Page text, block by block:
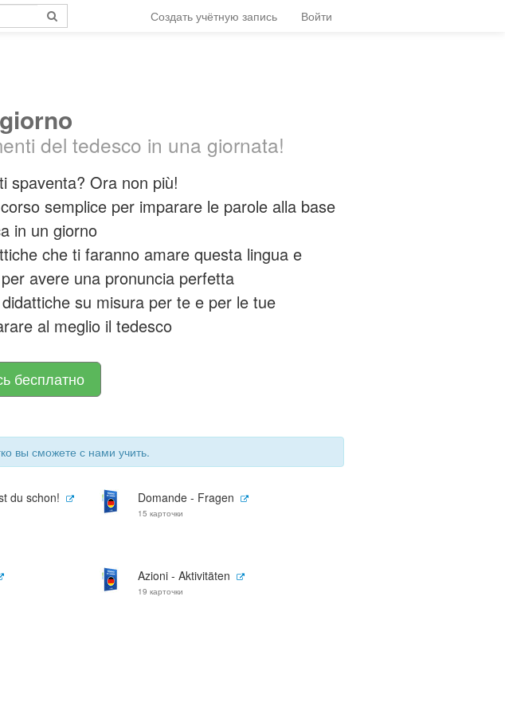
Создать учётную запись Войти
del tedesco in una giornata!
spaventa? Ora non più!
semplice per imparare le parole alla base
in un giorno
che ti faranno amare questa lingua e
avere una pronuncia perfetta
su misura per te e per le tue
al meglio il tedesco
бесплатно
вы сможете с нами учить.
du schon! Domande - Fragen
15 карточки
Azioni - Aktivitäten
19 карточки